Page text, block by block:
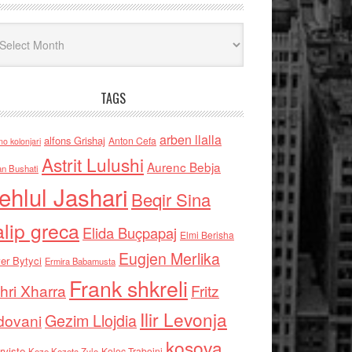
TAGS
kolonjari alfons Grishaj Anton Cefa arben llalla
Bushati Astrit Lulushi Aurenc Bebja
Jashari Beqir Sina
grecaElida Buçpapaj Elmi Berisha
Bytyci Ermira Babamusta Eugjen Merlika
Xharra Frank shkreli Fritz
Gezim Llojdia Ilir Levonja